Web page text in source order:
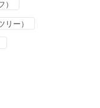
ー）